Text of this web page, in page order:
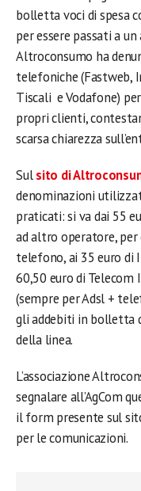
bolletta voci di spesa
per essere passati a
Altroconsumo ha
telefoniche (Fastweb,
Tiscali e Vodafone)
propri clienti,
scarsa chiarezza
Sulsito di
denominazioni
praticati: si va dai 55
ad altro operatore, per
telefono, ai 35 euro di
60,50 euro di
(sempre per Adsl +
gli addebiti in bolletta
della linea.
L’associazione
segnalare all’AgCom
il form presente sul
per le comunicazioni.